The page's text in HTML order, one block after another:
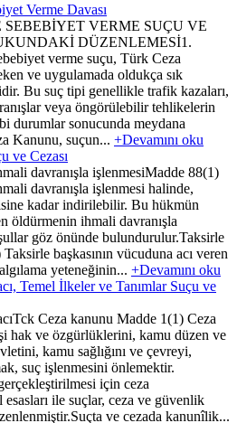
Verme Davası
VERME SUÇU VE
DÜZENLEMESİ1.
verme suçu, Türk Ceza
ve uygulamada oldukça sık
Bu suç tipi genellikle trafik kazaları,
veya öngörülebilir tehlikelerin
durumlar sonucunda meydana
Kanunu, suçun... +Devamını oku
ve Cezası
davranışla işlenmesiMadde 88(1)
davranışla işlenmesi halinde,
kadar indirilebilir. Bu hükmün
öldürmenin ihmali davranışla
göz önünde bulundurulur.Taksirle
başkasının vücuduna acı veren
yeteneğinin... +Devamını oku
Temel İlkeler ve Tanımlar Suçu ve
Ceza kanunu Madde 1(1) Ceza
hak ve özgürlüklerini, kamu düzen ve
kamu sağlığını ve çevreyi,
suç işlenmesini önlemektir.
için ceza
ile suçlar, ceza ve güvenlik
ve cezada kanunîlik...